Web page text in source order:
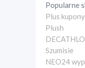
Popularne
Plus
Plush
Szumisie
NEO24